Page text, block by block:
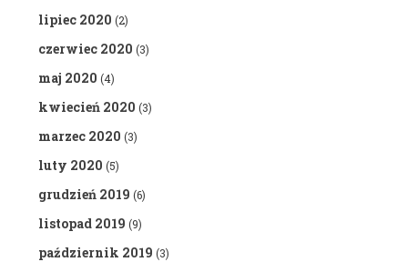
lipiec 2020 (2)
czerwiec 2020 (3)
maj 2020 (4)
kwiecień 2020 (3)
marzec 2020 (3)
luty 2020 (5)
grudzień 2019 (6)
listopad 2019 (9)
październik 2019 (3)